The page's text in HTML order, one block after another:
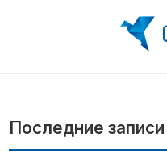
Последние записи